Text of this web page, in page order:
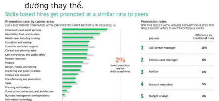
đường thay thế.